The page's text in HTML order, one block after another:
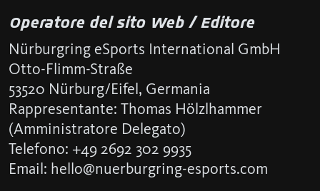
Operatore del sito Web / Editore
Nürburgring eSports International GmbH
Otto-Flimm-Straße
53520 Nürburg/Eifel, Germania
Rappresentante: Thomas Hölzlhammer
(Amministratore Delegato)
Telefono: +49 2692 302 9935
Email: hello@nuerburgring-esports.com